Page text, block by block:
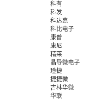
科有
科发
科达嘉
科比电子
康普
康尼
精莱
晶导微电子
琻捷
捷捷微
吉林华微
华联